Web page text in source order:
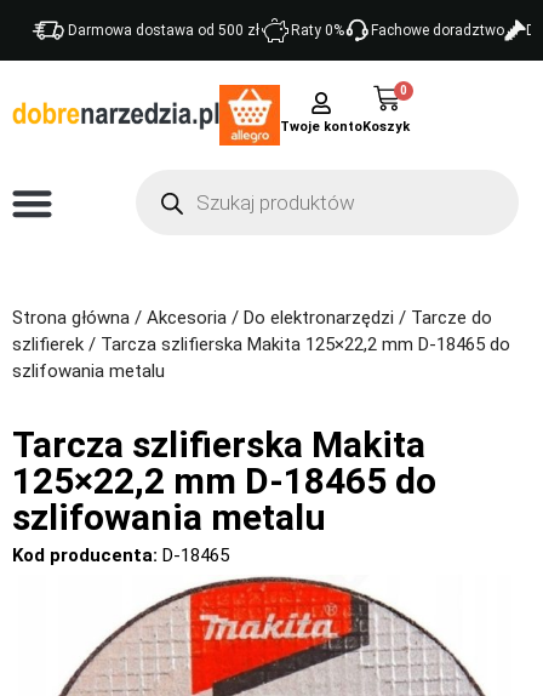
Darmowa dostawa od 500 zł Raty 0% Fachowe doradztwo
Twoje konto
0
Strona główna / Akcesoria / Do elektronarzędzi / Tarcze do
szlifierek / Tarcza szlifierska Makita 125×22,2 mm D-18465 do
szlifowania metalu
Tarcza szlifierska Makita
125×22,2 mm D-18465 do
szlifowania metalu
Kod producenta: D-18465